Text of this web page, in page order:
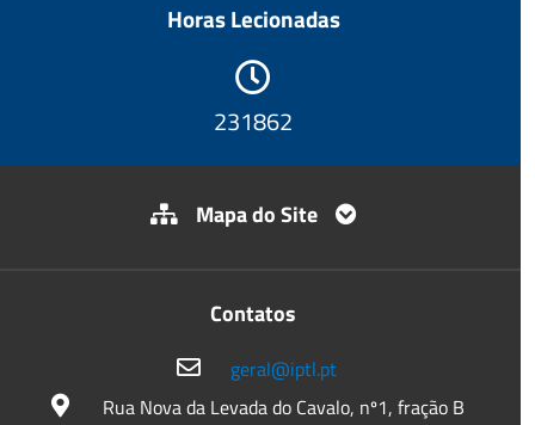
Horas Lecionadas
242715
Mapa do Site
Contatos
geral@iptl.pt
Rua Nova da Levada do Cavalo, nº1, fração B